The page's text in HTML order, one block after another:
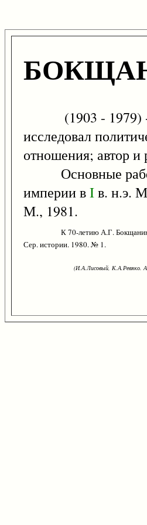
(1903 - 1979) -
исследовал
отношения; автор
Основные
империи вIв. н.э.
М., 1981.
К 70-летию А.Г.
Сер. истории. 1980. № 1.
(И.А.Лисовый, К.А.Ревяко.